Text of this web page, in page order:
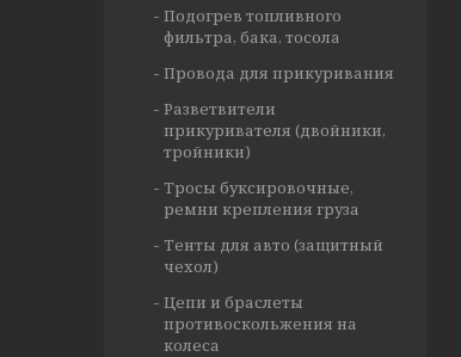
Подогрев топливного
фильтра, бака, тосола
Провода для прикуривания
Разветвители
прикуривателя (двойники,
тройники)
Тросы буксировочные,
ремни крепления груза
Тенты для авто (защитный
чехол)
Цепи и браслеты
противоскольжения на
колеса